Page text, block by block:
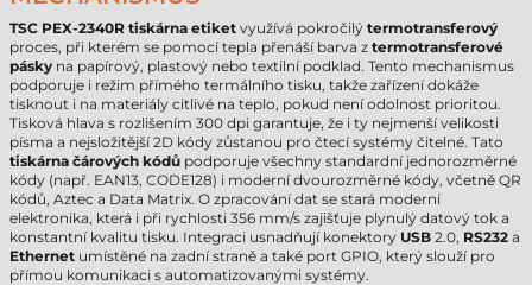
TSC PEX-2340R tiskárna etiket využívá pokročilý termotransferový
proces, při kterém se pomocí tepla přenáší barva z termotransferové
pásky na papírový, plastový nebo textilní podklad. Tento mechanismus
podporuje i režim přímého termálního tisku, takže zařízení dokáže
tisknout i na materiály citlivé na teplo, pokud není odolnost prioritou.
Tisková hlava s rozlišením 300 dpi garantuje, že i ty nejmenší velikosti
písma a nejsložitější 2D kódy zůstanou pro čtecí systémy čitelné. Tato
tiskárna čárových kódů podporuje všechny standardní jednorozměrné
kódy (např. EAN13, CODE128) i moderní dvourozměrné kódy, včetně QR
kódů, Aztec a Data Matrix. O zpracování dat se stará moderní
elektronika, která i při rychlosti 356 mm/s zajišťuje plynulý datový tok a
konstantní kvalitu tisku. Integraci usnadňují konektory USB 2.0, RS232 a
Ethernet umístěné na zadní straně a také port GPIO, který slouží pro
přímou komunikaci s automatizovanými systémy.